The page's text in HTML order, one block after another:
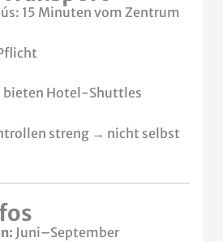
15 Minuten vom Zentrum
bieten Hotel-Shuttles
streng → nicht selbst
Juni–September